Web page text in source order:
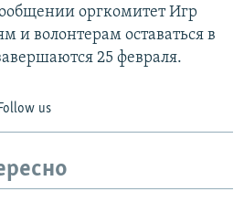
оргкомитет Игр
и волонтерам оставаться в
25 февраля.
us